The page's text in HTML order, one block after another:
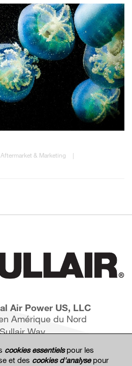
& Marketing
|
Air Power US, LLC
Amérique du Nord
Way
cookies essentielspour les
et des cookies d'analysepour